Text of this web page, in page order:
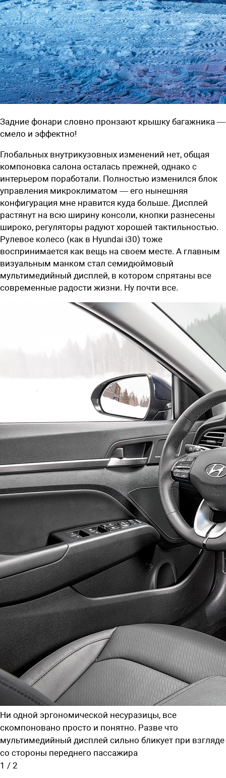
Задние фонари словно пронзают крышку багажника —
смело и эффектно!
Глобальных внутрикузовных изменений нет, общая
компоновка салона осталась прежней, однако с
интерьером поработали. Полностью изменился блок
управления микроклиматом — его нынешняя
конфигурация мне нравится куда больше. Дисплей
растянут на всю ширину консоли, кнопки разнесены
широко, регуляторы радуют хорошей тактильностью.
Рулевое колесо (как в Hyundai i30) тоже
воспринимается как вещь на своем месте. А главным
визуальным манком стал семидюймовый
мультимедийный дисплей, в котором спрятаны все
современные радости жизни. Ну почти все.
Ни одной эргономической несуразицы, все
скомпоновано просто и понятно. Разве что
мультимедийный дисплей сильно бликует при взгляде
со стороны переднего пассажира
1 / 2